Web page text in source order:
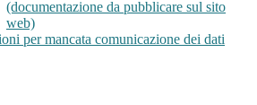
(documentazione da pubblicare sul sito
web)
per mancata comunicazione dei dati